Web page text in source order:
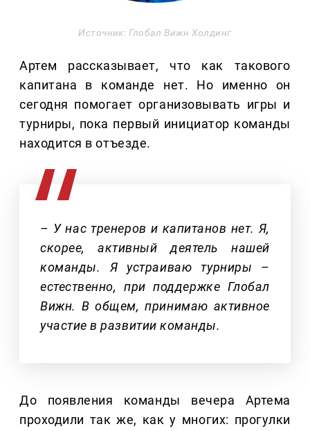
Источник: Глобал Вижн Холдинг
Артем рассказывает, что как такового
капитана в команде нет. Но именно он
сегодня помогает организовывать игры и
турниры, пока первый инициатор команды
находится в отъезде.
– У нас тренеров и капитанов нет. Я,
скорее, активный деятель нашей
команды. Я устраиваю турниры –
естественно, при поддержке Глобал
Вижн. В общем, принимаю активное
участие в развитии команды.
До появления команды вечера Артема
проходили так же, как у многих: прогулки